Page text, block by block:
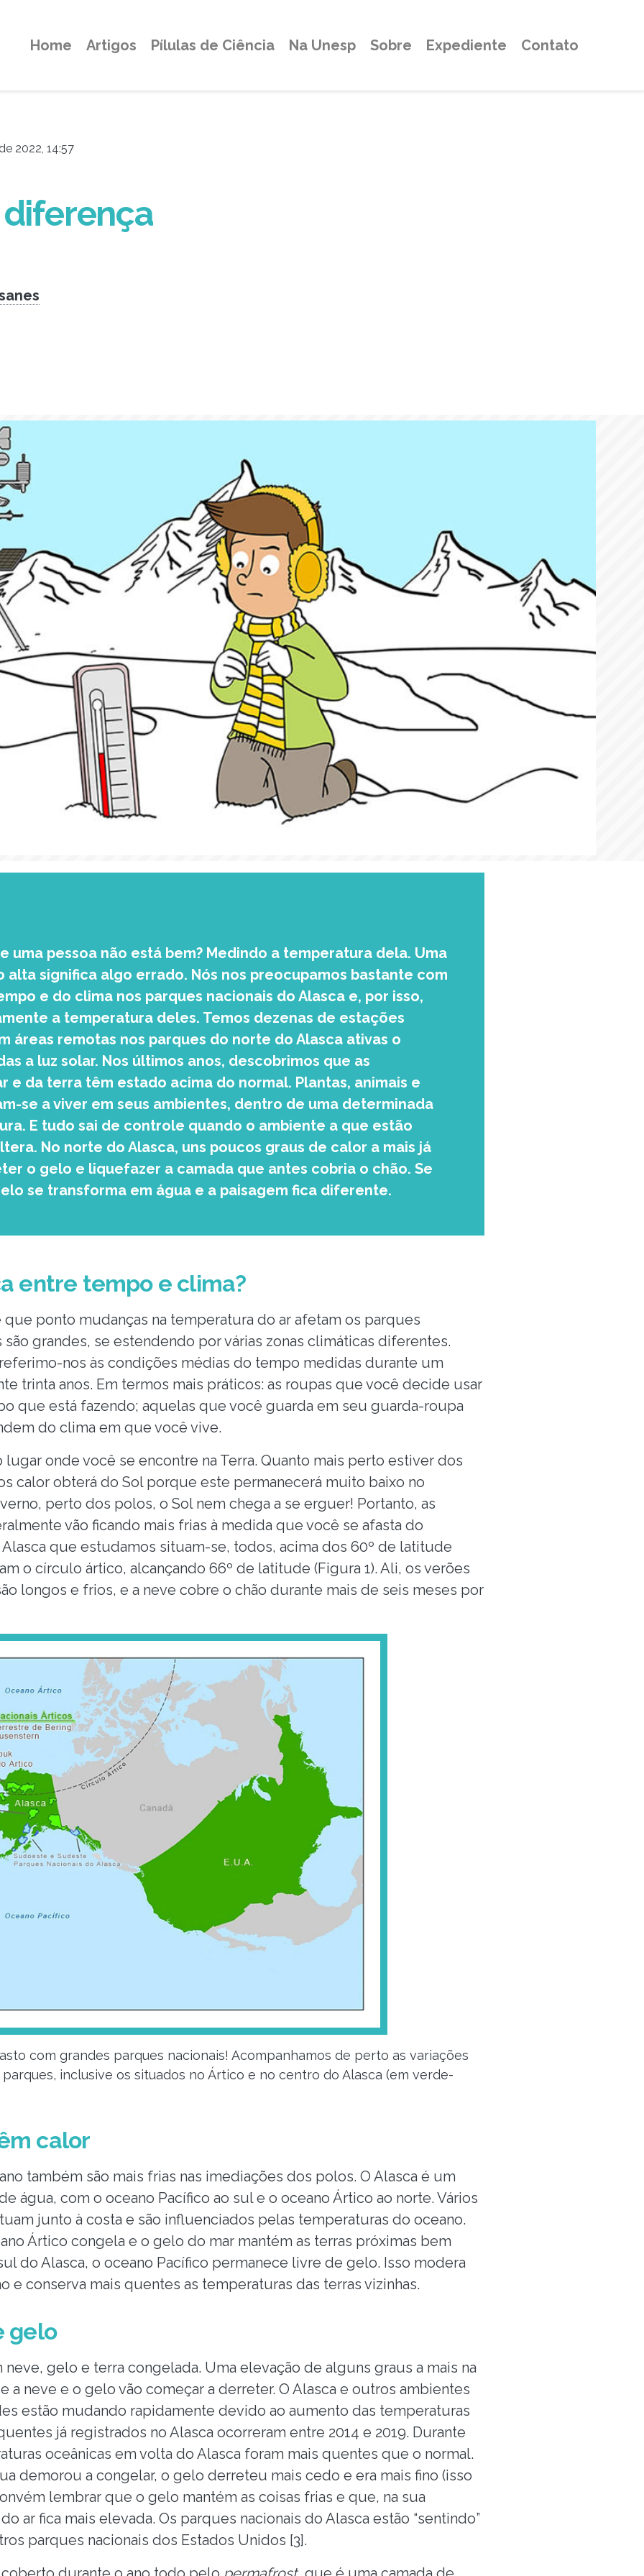
Home Artigos Pílulas de Ciência Na Unesp Sobre Expediente Contato
2022, 14:57
uma pessoa não está bem? Medindo a temperatura dela. Uma
significa algo errado. Nós nos preocupamos bastante com
e do clima nos parques nacionais do Alasca e, por isso,
a temperatura deles. Temos dezenas de estações
áreas remotas nos parques do norte do Alasca ativas o
a luz solar. Nos últimos anos, descobrimos que as
e da terra têm estado acima do normal. Plantas, animais e
se a viver em seus ambientes, dentro de uma determinada
E tudo sai de controle quando o ambiente a que estão
No norte do Alasca, uns poucos graus de calor a mais já
o gelo e liquefazer a camada que antes cobria o chão. Se
se transforma em água e a paisagem fica diferente.
entre tempo e clima?
ponto mudanças na temperatura do ar afetam os parques
são grandes, se estendendo por várias zonas climáticas diferentes.
nos às condições médias do tempo medidas durante um
trinta anos. Em termos mais práticos: as roupas que você decide usar
que está fazendo; aquelas que você guarda em seu guarda-roupa
do clima em que você vive.
lugar onde você se encontre na Terra. Quanto mais perto estiver dos
calor obterá do Sol porque este permanecerá muito baixo no
perto dos polos, o Sol nem chega a se erguer! Portanto, as
vão ficando mais frias à medida que você se afasta do
que estudamos situam-se, todos, acima dos 60º de latitude
o círculo ártico, alcançando 66º de latitude (Figura 1). Ali, os verões
longos e frios, e a neve cobre o chão durante mais de seis meses por
com grandes parques nacionais! Acompanhamos de perto as variações
inclusive os situados no Ártico e no centro do Alasca (em verde-
calor
também são mais frias nas imediações dos polos. O Alasca é um
água, com o oceano Pacífico ao sul e o oceano Ártico ao norte. Vários
junto à costa e são influenciados pelas temperaturas do oceano.
Ártico congela e o gelo do mar mantém as terras próximas bem
do Alasca, o oceano Pacífico permanece livre de gelo. Isso modera
e conserva mais quentes as temperaturas das terras vizinhas.
gelo
gelo e terra congelada. Uma elevação de alguns graus a mais na
a neve e o gelo vão começar a derreter. O Alasca e outros ambientes
estão mudando rapidamente devido ao aumento das temperaturas
já registrados no Alasca ocorreram entre 2014 e 2019. Durante
oceânicas em volta do Alasca foram mais quentes que o normal.
demorou a congelar, o gelo derreteu mais cedo e era mais fino (isso
lembrar que o gelo mantém as coisas frias e que, na sua
ar fica mais elevada. Os parques nacionais do Alasca estão “sentindo”
parques nacionais dos Estados Unidos [3].